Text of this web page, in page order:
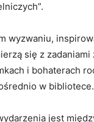
wyzwaniu,
się z
i bohaterach
w bibliotece.
jest